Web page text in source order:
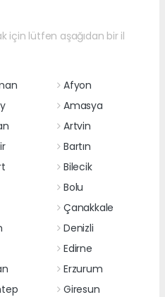
için lütfen aşağıdan bir il
Afyon
Amasya
Artvin
Bartın
Bilecik
Bolu
Çanakkale
Denizli
Edirne
Erzurum
Giresun